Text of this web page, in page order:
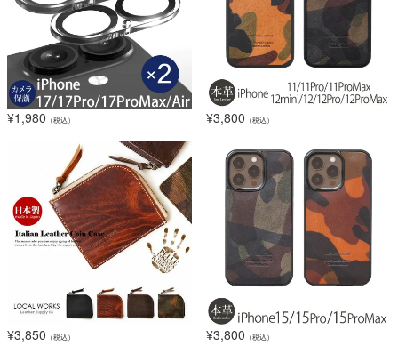
¥1,980 （税込） ¥3,800 （税込）
¥3,850 （税込） ¥3,800 （税込）